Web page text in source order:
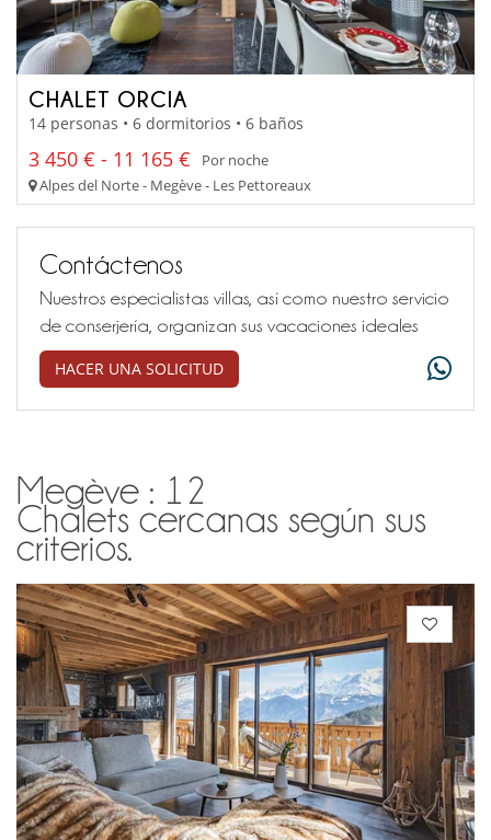
CHALET ORCIA
14 personas • 6 dormitorios • 6 baños
3 450 € - 11 165 €
Por noche
Alpes del Norte - Megève - Les Pettoreaux
Contáctenos
Nuestros especialistas villas, así como nuestro servicio
de conserjería, organizan sus vacaciones ideales
HACER UNA SOLICITUD
Megève : 12
Chalets cercanas según sus
criterios.